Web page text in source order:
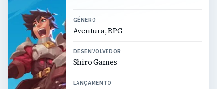
GÉNERO
Aventura, RPG
DESENVOLVEDOR
Shiro Games
LANÇAMENTO